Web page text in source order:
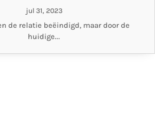
jul 31, 2023
de relatie beëindigd, maar door de
huidige...